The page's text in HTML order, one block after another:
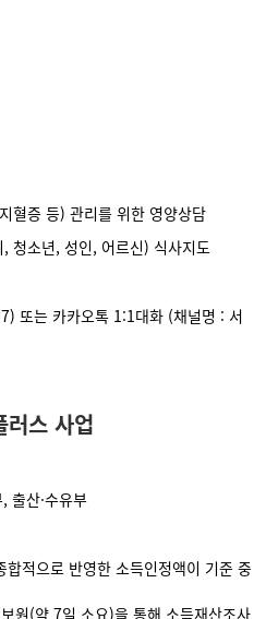
혈증 등) 관리를 위한 영양상담
청소년, 성인, 어르신) 식사지도
또는 카카오톡 1:1대화 (채널명 : 서
러스 사업
출산·수유부
적으로 반영한 소득인정액이 기준 중
원(약 7일 소요)을 통해 소득재산조사